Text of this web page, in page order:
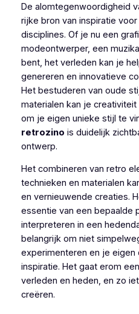
De alomtegenwoordigheid
rijke bron van inspiratie
disciplines. Of je nu een
modeontwerper, een
bent, het verleden kan je
genereren en innovatieve
Het bestuderen van oude
materialen kan je
om je eigen unieke stijl te
retrozino is duidelijk
ontwerp.
Het combineren van retro
technieken en materialen
en vernieuwende creaties.
essentie van een bepaalde
interpreteren in een
belangrijk om niet
experimenteren en je eigen
inspiratie. Het gaat erom
verleden en heden, en zo
creëren.